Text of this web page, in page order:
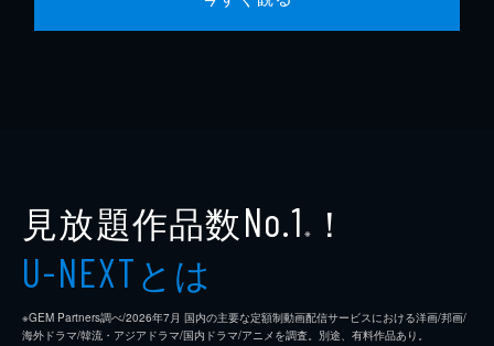
見放題作品数No.1 ※ ！
U-NEXTとは
※GEM Partners調べ/2026年7⽉ 国内の主要な定額制動画配信サービスにおける洋画/邦画/
海外ドラマ/韓流・アジアドラマ/国内ドラマ/アニメを調査。別途、有料作品あり。